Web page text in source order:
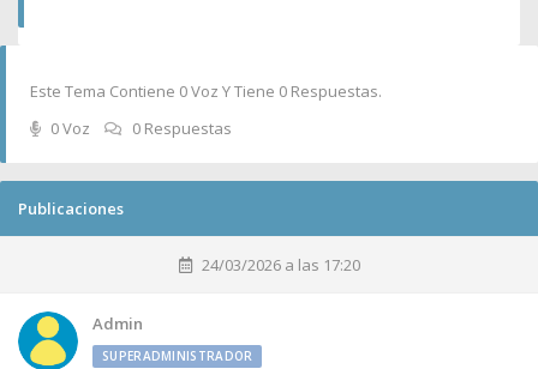
Este Tema Contiene 0 Voz Y Tiene 0 Respuestas.
0 Voz
0 Respuestas
Publicaciones
24/03/2026 a las 17:20
Admin
SUPERADMINISTRADOR